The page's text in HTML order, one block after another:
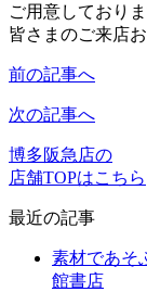
ご用意しておりま
皆さまのご来店
前の記事へ
次の記事へ
博多阪急店の
店舗TOPはこちら
最近の記事
素材であそ
館書店